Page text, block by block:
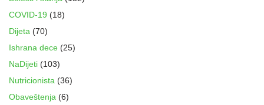
COVID-19 (18)
Dijeta (70)
Ishrana dece (25)
NaDijeti (103)
Nutricionista (36)
Obaveštenja (6)